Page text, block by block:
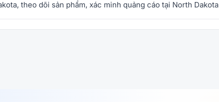
theo dõi sản phẩm, xác minh quảng cáo tại North Dakota